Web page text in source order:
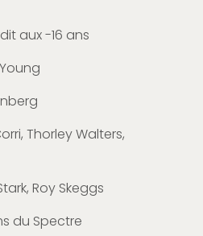
aux -16 ans
Thorley Walters,
Roy Skeggs
du Spectre